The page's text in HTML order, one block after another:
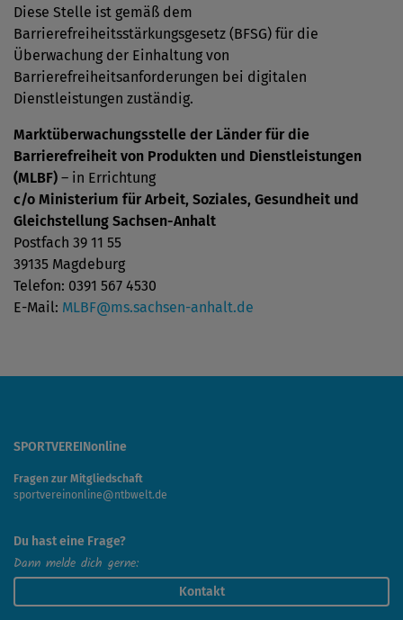
Diese Stelle ist gemäß dem
Barrierefreiheitsstärkungsgesetz (BFSG) für die
Überwachung der Einhaltung von
Barrierefreiheitsanforderungen bei digitalen
Dienstleistungen zuständig.
Marktüberwachungsstelle der Länder für die
Barrierefreiheit von Produkten und Dienstleistungen
(MLBF) – in Errichtung
c/o Ministerium für Arbeit, Soziales, Gesundheit und
Gleichstellung Sachsen-Anhalt
Postfach 39 11 55
39135 Magdeburg
Telefon: 0391 567 4530
E-Mail: MLBF@ms.sachsen-anhalt.de
SPORTVEREINonline
Fragen zur Mitgliedschaft
sportvereinonline@ntbwelt.de
Du hast eine Frage?
Dann melde dich gerne:
Kontakt